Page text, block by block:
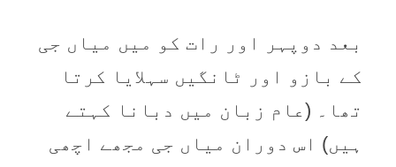
بعد دوپہر اور رات کو میں میاں جی
کے بازو اور ٹانگیں سہلایا کرتا
تھا۔ (عام زبان میں دبانا کہتے
ہیں) اس دوران میاں جی مجھے اچھی